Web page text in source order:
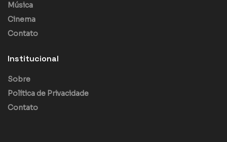
Música
Cinema
Contato
Institucional
Sobre
Política de Privacidade
Contato